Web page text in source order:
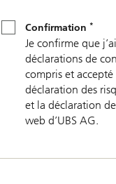
Confirmation
Confirmation *
Je confirme que
déclarations de
compris et
déclaration des
et la déclaration
web d’UBS AG.